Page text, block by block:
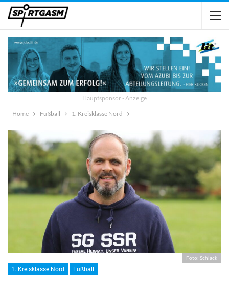
Hauptsponsor - Anzeige
Home
Fußball 1. Kreisklasse Nord
Foto: Schlack
1. Kreisklasse Nord Fußball